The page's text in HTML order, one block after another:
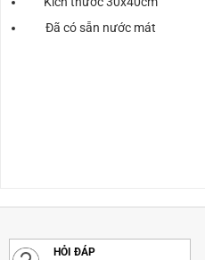
Đã có sẵn nước mát
HỎI ĐÁP